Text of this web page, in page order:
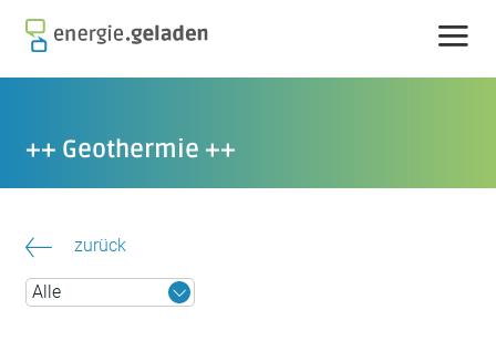
content++ Geothermie ++
zurück